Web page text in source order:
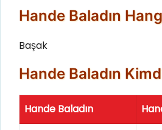
Hande Baladın
Başak
Hande Baladın
Hande Baladın